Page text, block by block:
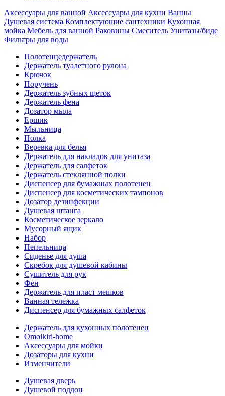
Аксессуары для ванной Аксессуары для кухни Ванны
Душевая система Комплектующие сантехники Кухонная
мойка Мебель для ванной Раковины Смеситель Унитазы/биде
Фильтры для воды
Полотенцедержатель
Держатель туалетного рулона
Крючок
Поручень
Держатель зубных щеток
Держатель фена
Дозатор мыла
Eршик
Мыльница
Полка
Веревка для белья
Держатель для накладок для унитаза
Держатель для салфеток
Держатель стеклянной полки
Диспенсер для бумажных полотенец
Диспенсер для косметических тампонов
Дозатор дезинфекции
Душевая штанга
Косметическое зеркало
Мусорный ящик
Набор
Пепельница
Сиденье для душа
Скребок для душевой кабины
Сушитель для рук
Фен
Держатель для пласт мешков
Ванная тележка
Диспенсер для бумажных салфеток
Держатель для кухонных полотенец
Omoikiri-home
Аксессуары для мойки
Дозаторы для кухни
Изменчители
Душевая дверь
Душевой поддон